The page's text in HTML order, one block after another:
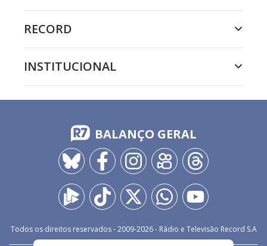
RECORD
INSTITUCIONAL
BALANÇO GERAL
Todos os direitos reservados - 2009-2026- Rádio e Televisão Record S.A